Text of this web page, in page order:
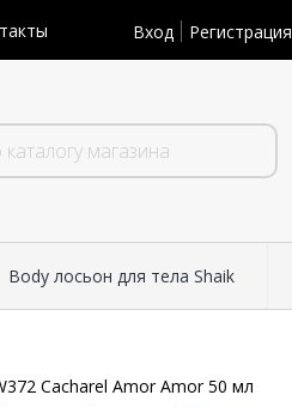
Вход Регистрация
Body лосьон для тела Shaik
Cacharel Amor Amor 50 мл